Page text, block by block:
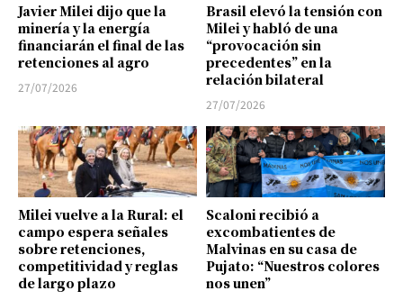
Javier Milei dijo que la
minería y la energía
financiarán el final de las
retenciones al agro
27/07/2026
Brasil elevó la tensión con
Milei y habló de una
“provocación sin
precedentes” en la
relación bilateral
27/07/2026
Milei vuelve a la Rural: el
campo espera señales
sobre retenciones,
competitividad y reglas
de largo plazo
Scaloni recibió a
excombatientes de
Malvinas en su casa de
Pujato: “Nuestros colores
nos unen”